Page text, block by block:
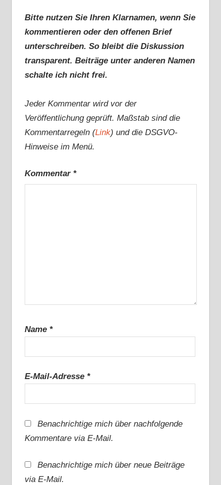
Bitte nutzen Sie Ihren Klarnamen, wenn Sie
kommentieren oder den offenen Brief
unterschreiben. So bleibt die Diskussion
transparent. Beiträge unter anderen Namen
schalte ich nicht frei.
Jeder Kommentar wird vor der
Veröffentlichung geprüft. Maßstab sind die
Kommentarregeln (Link) und die DSGVO-
Hinweise im Menü.
Kommentar *
Name *
E-Mail-Adresse *
Benachrichtige mich über nachfolgende
Kommentare via E-Mail.
Benachrichtige mich über neue Beiträge
via E-Mail.